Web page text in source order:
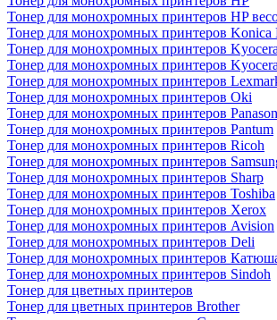
Тонер для монохромных принтеров HP
Тонер для монохромных принтеров Konica
Тонер для монохромных принтеров Kyocera
Тонер для монохромных принтеров
Тонер для монохромных принтеров
Тонер для монохромных принтеров Oki
Тонер для монохромных принтеров
Тонер для монохромных принтеров Pantum
Тонер для монохромных принтеров Ricoh
Тонер для монохромных принтеров
Тонер для монохромных принтеров Sharp
Тонер для монохромных принтеров Toshiba
Тонер для монохромных принтеров Xerox
Тонер для монохромных принтеров Avision
Тонер для монохромных принтеров Deli
Тонер для монохромных принтеров
Тонер для монохромных принтеров Sindoh
Тонер для цветных принтеров
Тонер для цветных принтеров Brother